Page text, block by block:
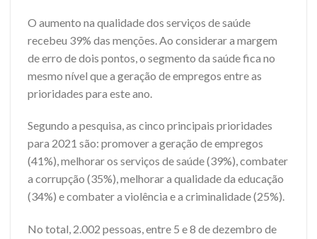
O aumento na qualidade dos serviços de saúde
recebeu 39% das menções. Ao considerar a margem
de erro de dois pontos, o segmento da saúde fica no
mesmo nível que a geração de empregos entre as
prioridades para este ano.
Segundo a pesquisa, as cinco principais prioridades
para 2021 são: promover a geração de empregos
(41%), melhorar os serviços de saúde (39%), combater
a corrupção (35%), melhorar a qualidade da educação
(34%) e combater a violência e a criminalidade (25%).
No total, 2.002 pessoas, entre 5 e 8 de dezembro de